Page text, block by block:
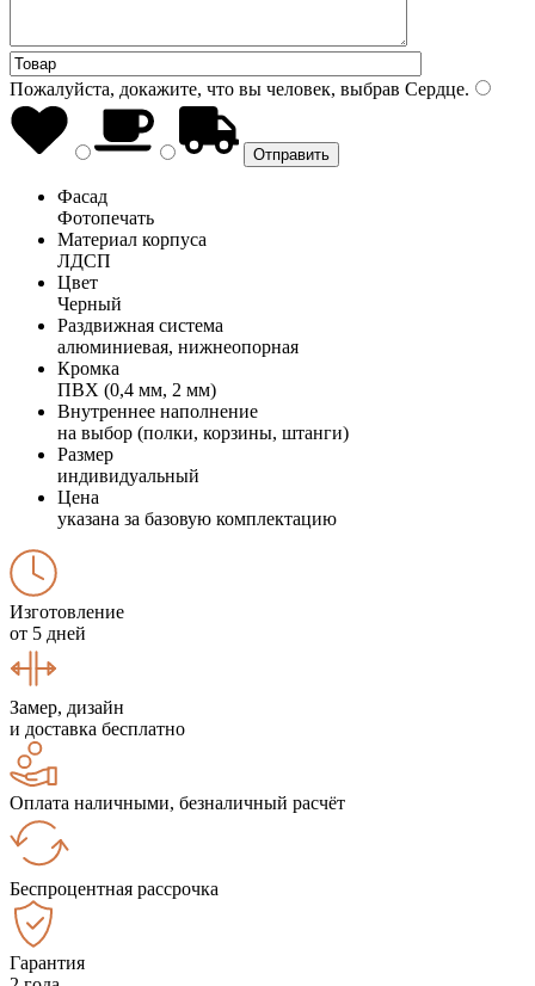
Пожалуйста, докажите, что вы человек, выбрав Сердце.
Фасад
Фотопечать
Материал корпуса
ЛДСП
Цвет
Черный
Раздвижная система
алюминиевая, нижнеопорная
Кромка
ПВХ (0,4 мм, 2 мм)
Внутреннее наполнение
на выбор (полки, корзины, штанги)
Размер
индивидуальный
Цена
указана за базовую комплектацию
Изготовление
от 5 дней
Замер, дизайн
и доставка бесплатно
Оплата наличными, безналичный расчёт
Беспроцентная рассрочка
Гарантия